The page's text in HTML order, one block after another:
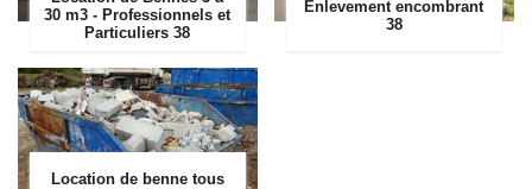
30 m3 - Professionnels et
Particuliers 38
Enlevement encombrant
38
Location de benne tous